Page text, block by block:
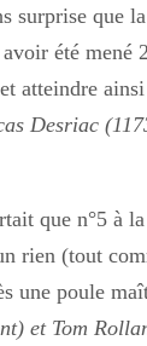
surprise que
été mené
atteindre
Desriac
que n°5 à
rien (tout
une poule
et Tom